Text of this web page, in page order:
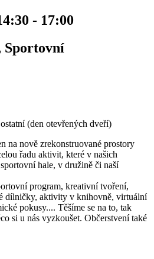
- 17:00
Sportovní
(den otevřených dveří)
na nově zrekonstruované prostory
řadu aktivit, které v našich
hale, v družině či naší
program, kreativní tvoření,
dílničky, aktivity v knihovně, virtuální
pokusy.... Těšíme se na to, tak
si u nás vyzkoušet. Občerstvení také